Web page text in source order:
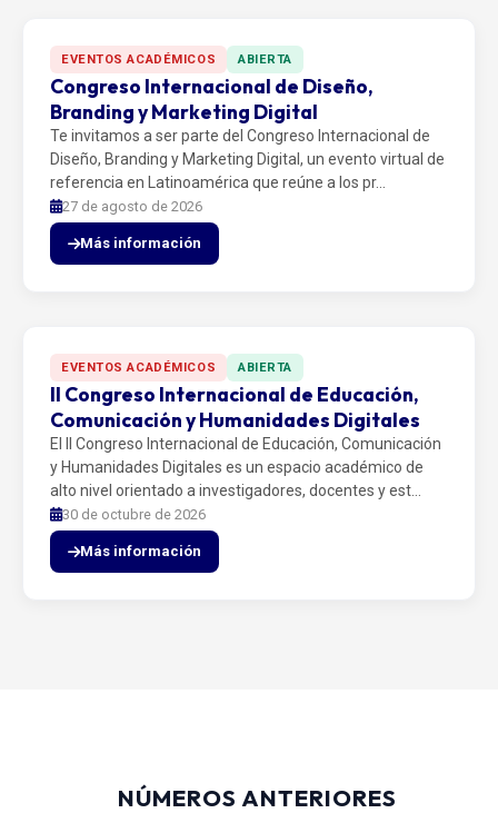
EVENTOS ACADÉMICOS ABIERTA
Congreso Internacional de Diseño,
Branding y Marketing Digital
Te invitamos a ser parte del Congreso Internacional de
Diseño, Branding y Marketing Digital, un evento virtual de
referencia en Latinoamérica que reúne a los pr…
27 de agosto de 2026
Más información
EVENTOS ACADÉMICOS ABIERTA
II Congreso Internacional de Educación,
Comunicación y Humanidades Digitales
El II Congreso Internacional de Educación, Comunicación
y Humanidades Digitales es un espacio académico de
alto nivel orientado a investigadores, docentes y est…
30 de octubre de 2026
Más información
NÚMEROS ANTERIORES